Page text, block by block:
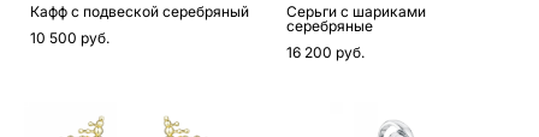
Кафф с подвеской серебряный
10 500 pуб.
Серьги с шариками
серебряные
16 200 pуб.